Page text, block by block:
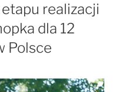
realizacji
dla 12
Polsce